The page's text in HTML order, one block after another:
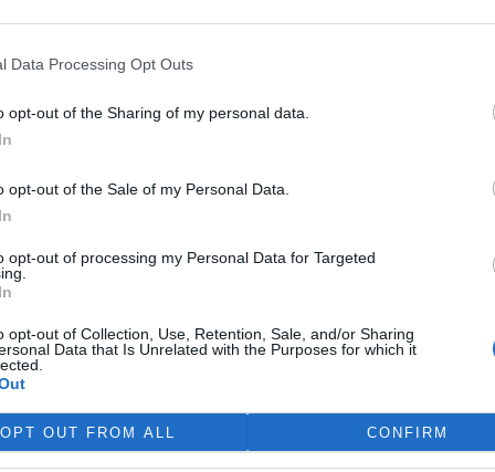
Data Processing Opt Outs
opt-out of the Sharing of my personal data.
opt-out of the Sale of my Personal Data.
opt-out of processing my Personal Data for Targeted
opt-out of Collection, Use, Retention, Sale, and/or Sharing
Data that Is Unrelated with the Purposes for which it
OPT OUT FROM ALL CONFIRM
a výcviku psí jednotky jsme
České společnosti
je péče o vzrostlé
3
Strom roku upozorňuje na
dřeviny napříč celou
už dvacet tři let. Letošní
se má zaměřit na význam a
nebo jak zvýšit šanci, že
vybraných finalistů,
Bolečková z Nadace